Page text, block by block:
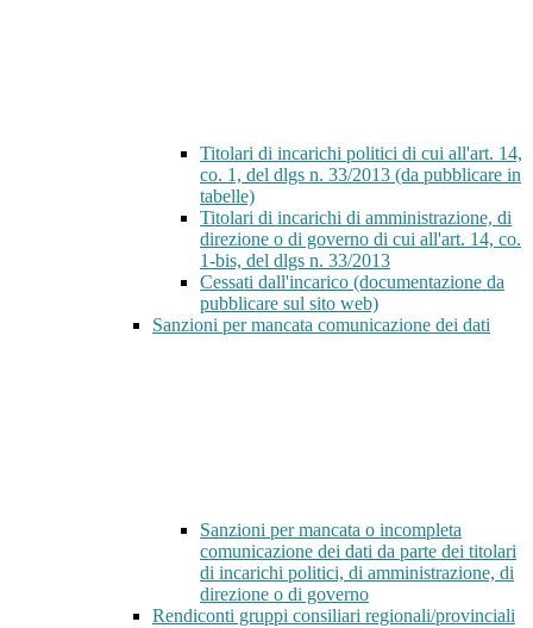
Titolari di incarichi politici di cui all'art. 14,
co. 1, del dlgs n. 33/2013 (da pubblicare in
tabelle)
Titolari di incarichi di amministrazione, di
direzione o di governo di cui all'art. 14, co.
1-bis, del dlgs n. 33/2013
Cessati dall'incarico (documentazione da
pubblicare sul sito web)
Sanzioni per mancata comunicazione dei dati
Sanzioni per mancata o incompleta
comunicazione dei dati da parte dei titolari
di incarichi politici, di amministrazione, di
direzione o di governo
Rendiconti gruppi consiliari regionali/provinciali